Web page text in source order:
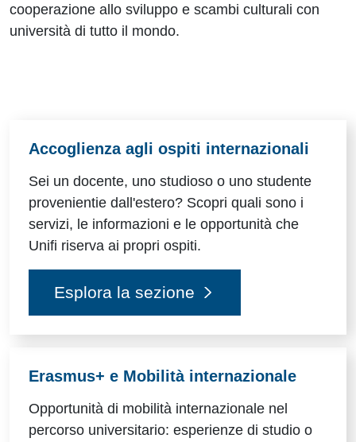
cooperazione allo sviluppo e scambi culturali con
università di tutto il mondo.
Accoglienza agli ospiti internazionali
Sei un docente, uno studioso o uno studente
provenientie dall'estero? Scopri quali sono i
servizi, le informazioni e le opportunità che
Unifi riserva ai propri ospiti.
Esplora la sezione
Erasmus+ e Mobilità internazionale
Opportunità di mobilità internazionale nel
percorso universitario: esperienze di studio o